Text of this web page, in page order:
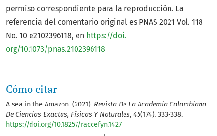
Cómo citar
A sea in the Amazon. (2021). Revista De La Academia Colombiana
De Ciencias Exactas, Físicas Y Naturales, 45(174), 333-338.
https://doi.org/10.18257/raccefyn.1427
permiso correspondiente para la reproducción. La
referencia del comentario original es PNAS 2021 Vol. 118
No. 10 e2102396118, en https://doi.
org/10.1073/pnas.2102396118